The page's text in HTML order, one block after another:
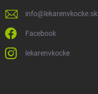
info@ lekarenvkocke.sk
Facebook
lekarenvkocke